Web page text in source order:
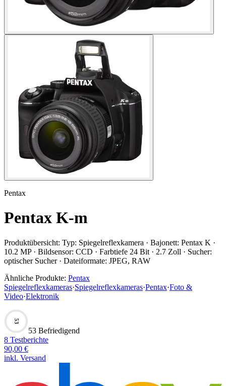
Pentax
Pentax K-m
Produktübersicht: Typ: Spiegelreflexkamera · Bajonett: Pentax K ·
10.2 MP · Bildsensor: CCD · Farbtiefe 24 Bit · 2.7 Zoll · Sucher:
optischer Sucher · Dateiformate: JPEG, RAW
Ähnliche Produkte: Pentax
Spiegelreflexkameras·Spiegelreflexkameras·Pentax·Foto &
Video·Elektronik
53
53 Befriedigend
8 Testberichte
90,00 €
inkl. Versand